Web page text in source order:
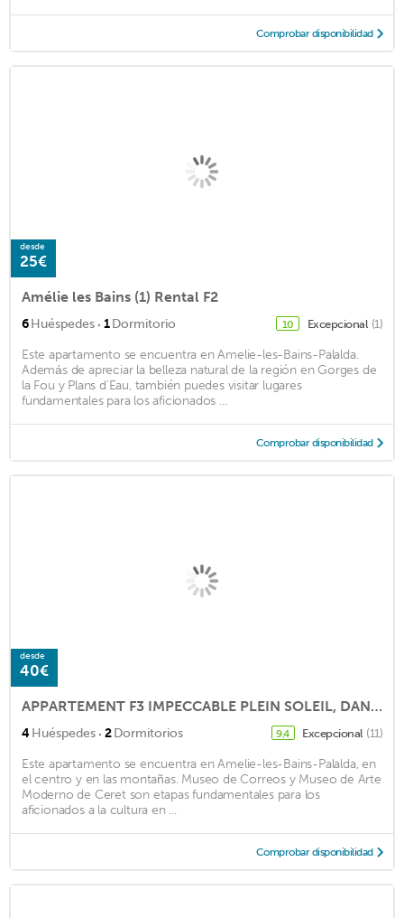
Comprobar disponibilidad
desde
25€
Amélie les Bains (1) Rental F2
6Huéspedes · 1Dormitorio 10 Excepcional (1)
Este apartamento se encuentra en Amelie-les-Bains-Palalda.
Además de apreciar la belleza natural de la región en Gorges de
la Fou y Plans d'Eau, también puedes visitar lugares
fundamentales para los aficionados ...
Comprobar disponibilidad
desde
40€
APPARTEMENT F3 IMPECCABLE PLEIN SOLEIL, DANS AMELIE LES BAINS CENTER VILLAGE
4Huéspedes · 2Dormitorios 9,4 Excepcional (11)
Este apartamento se encuentra en Amelie-les-Bains-Palalda, en
el centro y en las montañas. Museo de Correos y Museo de Arte
Moderno de Ceret son etapas fundamentales para los
aficionados a la cultura en ...
Comprobar disponibilidad